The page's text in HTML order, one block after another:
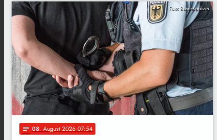
Foto: Bundespolizei
notes 08. August 2026 07:54